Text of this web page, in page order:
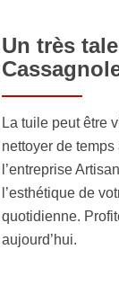
Un très
La tuile peut être
nettoyer de
l’entreprise
l’esthétique de
quotidienne.
aujourd’hui.